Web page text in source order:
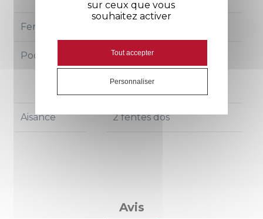
Fermeture
Poches
1 poche poitrine
2 poches BIP
Aisance 2 fentes dos
Avis
sur ceux que vous
souhaitez activer
Tout accepter
Personnaliser